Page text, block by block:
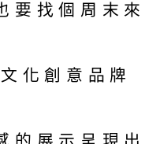
要找個周末來
化創意品牌
的展示呈現出